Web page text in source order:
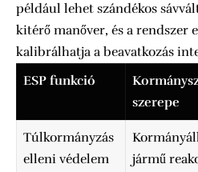
például lehet szándékos
kitérő manőver, és a rendszer
kalibrálhatja a beavatkozás
ESP funkció
szerepe
Túlkormányzás
elleni védelem
jármű